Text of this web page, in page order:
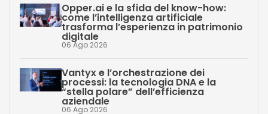
Opper.ai e la sfida del know-how:
come l’intelligenza artificiale
trasforma l’esperienza in patrimonio
digitale
06 Ago 2026
Vantyx e l’orchestrazione dei
processi: la tecnologia DNA e la
“stella polare” dell’efficienza
aziendale
06 Ago 2026